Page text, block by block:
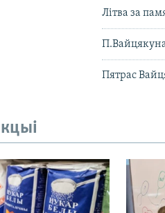
Літва за
Пятрас